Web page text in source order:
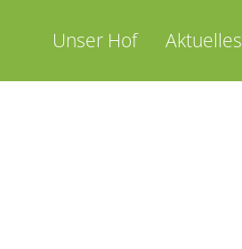
Unser Hof Aktuelles